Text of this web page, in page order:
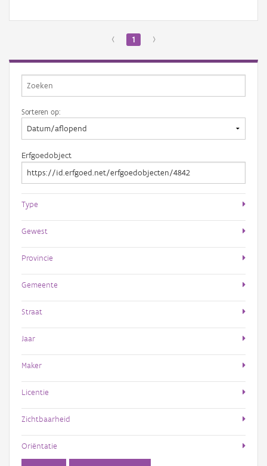
‹ 1 ›
Sorteren op:
Erfgoedobject
Type
Gewest
Provincie
Gemeente
Straat
Jaar
Maker
Licentie
Zichtbaarheid
Oriëntatie